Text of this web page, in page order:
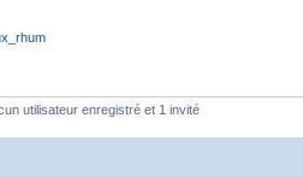
utilisateur enregistré et 1 invité